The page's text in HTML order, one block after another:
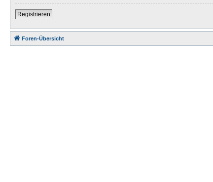
Registrieren
Foren-Übersicht